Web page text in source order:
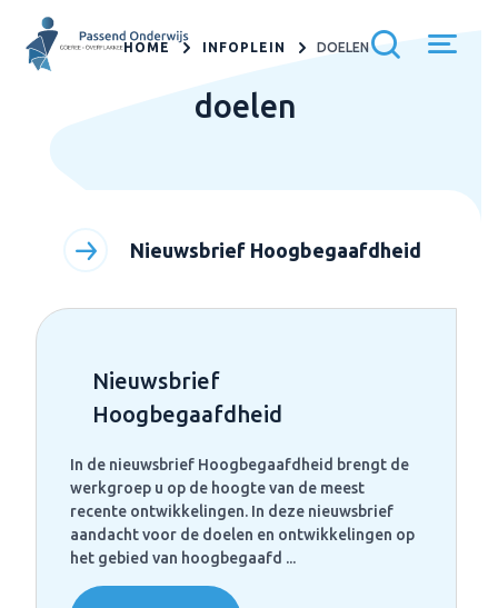
HOME INFOPLEIN DOELEN
doelen
Nieuwsbrief Hoogbegaafdheid
Nieuwsbrief
Hoogbegaafdheid
In de nieuwsbrief Hoogbegaafdheid brengt de
werkgroep u op de hoogte van de meest
recente ontwikkelingen. In deze nieuwsbrief
aandacht voor de doelen en ontwikkelingen op
het gebied van hoogbegaafd ...